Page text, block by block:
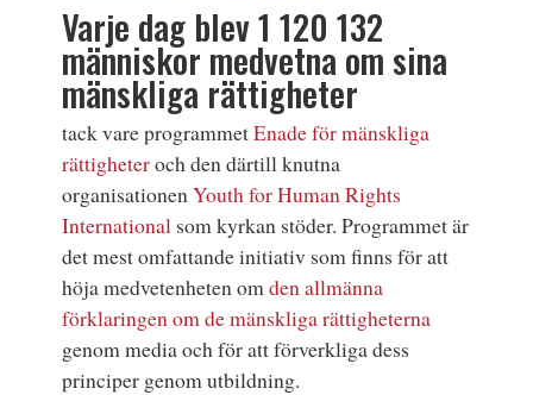
Varje dag blev 1 120 132
människor medvetna om sina
mänskliga rättigheter
tack vare programmetEnade för mänskliga
rättigheteroch den därtill knutna
organisationenYouth for Human Rights
International som kyrkan stöder. Programmet är
det mest omfattande initiativ som finns för att
höja medvetenheten omden allmänna
förklaringen om de mänskliga rättigheterna
genom media och för att förverkliga dess
principer genom utbildning.